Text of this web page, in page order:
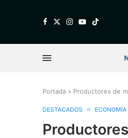
Portada » Productores de
DESTACADOS ECONOMÍA